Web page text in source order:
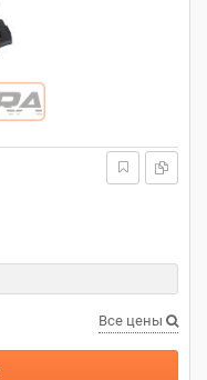
Все цены